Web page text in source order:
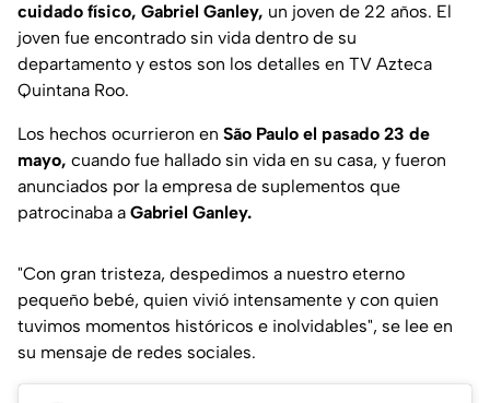
cuidado físico, Gabriel Ganley, un joven de 22 años. El
joven fue encontrado sin vida dentro de su
departamento y estos son los detalles en TV Azteca
Quintana Roo.
Los hechos ocurrieron en São Paulo el pasado 23 de
mayo, cuando fue hallado sin vida en su casa, y fueron
anunciados por la empresa de suplementos que
patrocinaba a Gabriel Ganley.
"Con gran tristeza, despedimos a nuestro eterno
pequeño bebé, quien vivió intensamente y con quien
tuvimos momentos históricos e inolvidables", se lee en
su mensaje de redes sociales.